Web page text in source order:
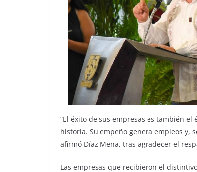
“El éxito de sus empresas es también
historia. Su empeño genera empleos y,
afirmó Díaz Mena, tras agradecer el
Las empresas que recibieron el